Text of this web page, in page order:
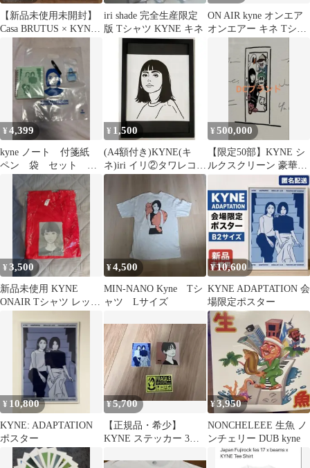
【新品未使用未開封】
Casa BRUTUS × KYNE
トートバッグ３点セッ
iri shade 完全生産限定
版 Tシャツ KYNE キネ
ON AIR kyne オンエア
オンエアー キネ Tシャ
¥4,399
kyne ノート 付箋紙
ペン 袋 セット 福
岡市美術館 個展限定
¥ 1,500
(A4額付き)KYNE(キ
ネ)iri イリ②タワレコ
ポスター風切り抜き
¥500,000
【限定50部】KYNE シ
ルクスクリーン 豪華ア
ーティスト陣による合
同制作
¥3,500
新品未使用 KYNE
ONAIR Tシャツ レッド
¥4,500
MIN-NANO Kyne Tシ
ャツ Lサイズ
¥10,600
KYNE ADAPTATION 会
場限定ポスター
¥ 10,800
KYNE: ADAPTATION
ポスター
¥5,700
【正規品・希少】
KYNE ステッカー 3枚
¥3,950
NONCHELEEE 生魚 ノ
ンチェリー DUB kyne